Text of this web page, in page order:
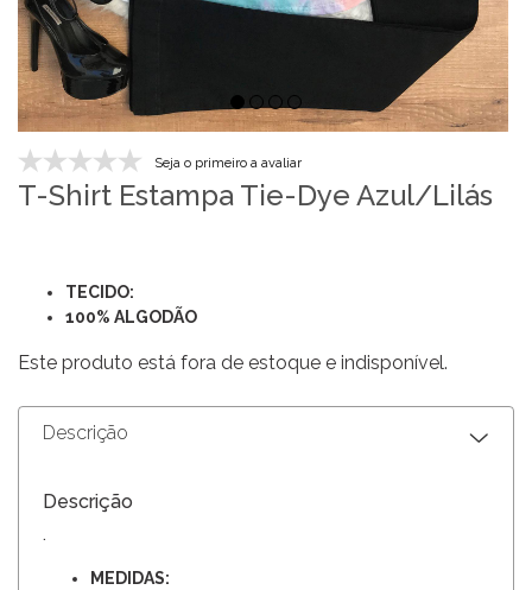
Seja o primeiro a avaliar
T-Shirt Estampa Tie-Dye Azul/Lilás
TECIDO:
100% ALGODÃO
Este produto está fora de estoque e indisponível.
Descrição
Descrição
.
MEDIDAS: